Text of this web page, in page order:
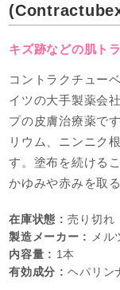
キズ跡などの肌ト
コントラクチュー
イツの大手製薬会
プの皮膚治療薬で
リウム、ニンニク
す。塗布を続ける
かゆみや赤みを取
在庫状態 :売り切れ
製造メーカー : メル
内容量 : 1本
有効成分 :ヘパリン